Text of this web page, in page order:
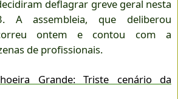
deflagrar greve geral nesta
A assembleia, que deliberou
ontem e contou com a
de profissionais.
Grande: Triste cenário da